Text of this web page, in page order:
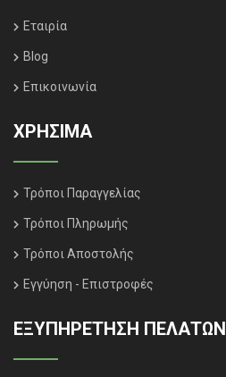
Εταιρία
Blog
Επικοινωνία
ΧΡΗΣΙΜΑ
Τρόποι Παραγγελίας
Τρόποι Πληρωμής
Τρόποι Αποστολής
Εγγύηση - Επιστροφές
ΕΞΥΠΗΡΈΤΗΣΗ ΠΕΛΑΤΏΝ